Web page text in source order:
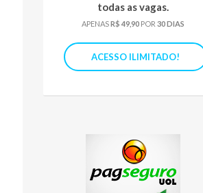
todas as vagas.
APENASR$ 49,90POR 30 DIAS
ACESSO ILIMITADO!